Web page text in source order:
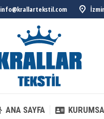
info@krallartekstil.com
ANA SAYFA
ANA SAYFA